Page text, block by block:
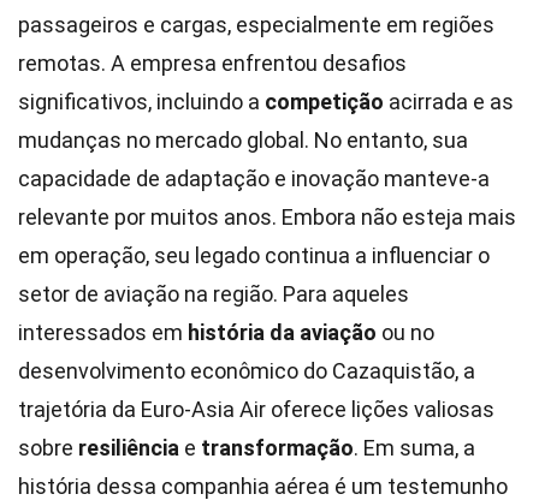
passageiros e cargas, especialmente em regiões
remotas. A empresa enfrentou desafios
significativos, incluindo a competição acirrada e as
mudanças no mercado global. No entanto, sua
capacidade de adaptação e inovação manteve-a
relevante por muitos anos. Embora não esteja mais
em operação, seu legado continua a influenciar o
setor de aviação na região. Para aqueles
interessados em história da aviação ou no
desenvolvimento econômico do Cazaquistão, a
trajetória da Euro-Asia Air oferece lições valiosas
sobre resiliência e transformação. Em suma, a
história dessa companhia aérea é um testemunho